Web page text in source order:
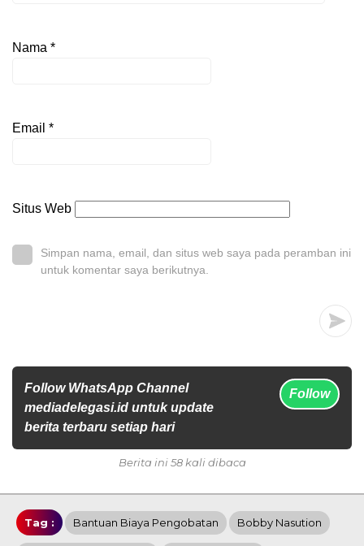
Nama *
Email *
Situs Web
Simpan nama, email, dan situs web saya pada peramban ini
untuk komentar saya berikutnya.
Follow WhatsApp Channel
mediadelegasi.id untuk update
berita terbaru setiap hari
Follow
Berita ini 58 kali dibaca
Tag : Bantuan Biaya Pengobatan Bobby Nasution